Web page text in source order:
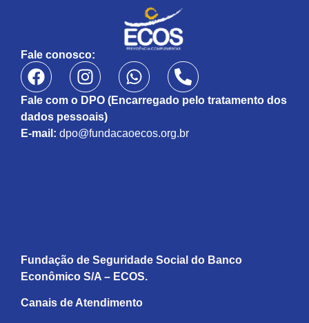
Fale conosco:
Fale com o DPO (Encarregado pelo tratamento dos
dados pessoais)
E-mail: dpo@fundacaoecos.org.br
Fundação de Seguridade Social do Banco
Econômico S/A – ECOS.
Canais de Atendimento